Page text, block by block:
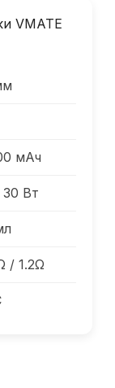
мАч
Вт
/ 1.2Ω